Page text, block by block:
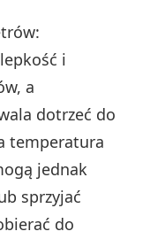
i
a
dotrzeć do
temperatura
jednak
sprzyjać
do